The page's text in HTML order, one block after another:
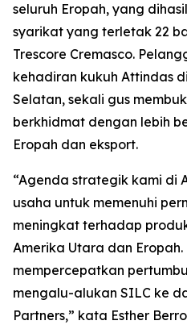
seluruh Eropah, yang
syarikat yang terletak 22
Trescore Cremasco.
kehadiran kukuh Attindas
Selatan, sekali gus
berkhidmat dengan lebih
Eropah dan eksport.
“Agenda strategik kami di
usaha untuk memenuhi
meningkat terhadap
Amerika Utara dan
mempercepatkan
mengalu-alukan SILC ke
Partners,” kata Esther